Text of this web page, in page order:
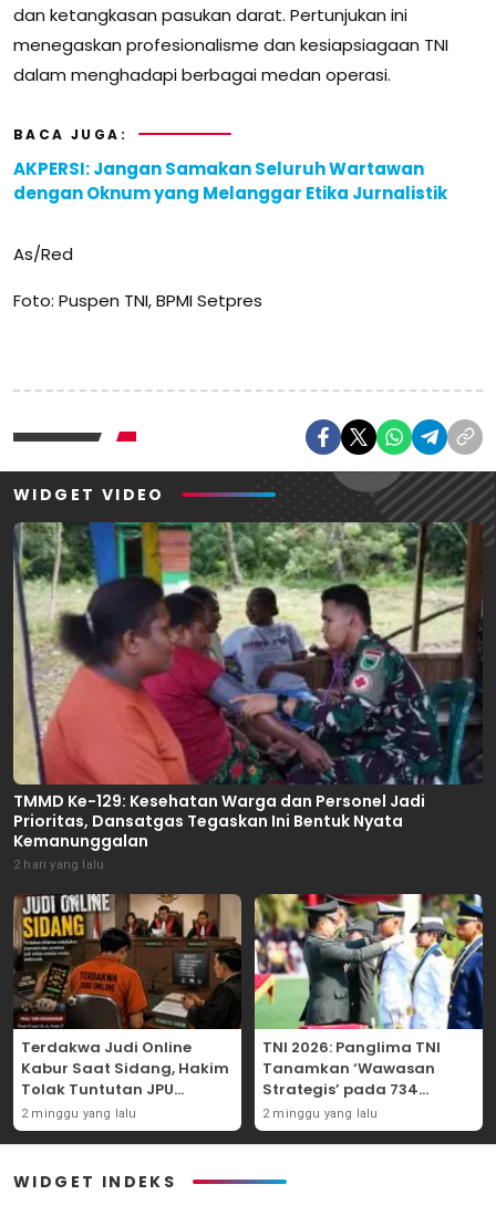
dan ketangkasan pasukan darat. Pertunjukan ini
menegaskan profesionalisme dan kesiapsiagaan TNI
dalam menghadapi berbagai medan operasi.
BACA JUGA:
AKPERSI: Jangan Samakan Seluruh Wartawan
dengan Oknum yang Melanggar Etika Jurnalistik
As/Red
Foto: Puspen TNI, BPMI Setpres
WIDGET VIDEO
TMMD Ke-129: Kesehatan Warga dan Personel Jadi
Prioritas, Dansatgas Tegaskan Ini Bentuk Nyata
Kemanunggalan
2 hari yang lalu
Terdakwa Judi Online
Kabur Saat Sidang, Hakim
Tolak Tuntutan JPU
Tanjung Perak karena
Gagal Hadirkan Hartono
2 minggu yang lalu
TNI 2026: Panglima TNI
Tanamkan ‘Wawasan
Strategis’ pada 734
Perwira Baru, Tekankan
Netralitas dan Integritas
2 minggu yang lalu
WIDGET INDEKS